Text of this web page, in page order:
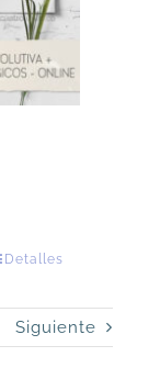
Detalles
Siguiente